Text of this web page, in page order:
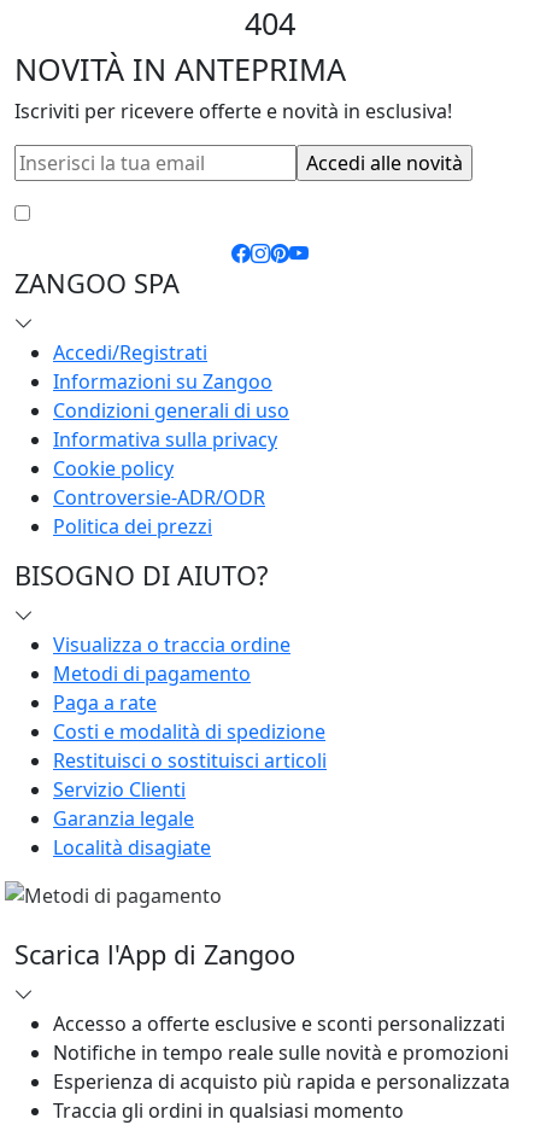
404
NOVITÀ IN ANTEPRIMA
Iscriviti per ricevere offerte e novità in esclusiva!
ZANGOO SPA
Accedi/Registrati
Informazioni su Zangoo
Condizioni generali di uso
Informativa sulla privacy
Cookie policy
Controversie-ADR/ODR
Politica dei prezzi
BISOGNO DI AIUTO?
Visualizza o traccia ordine
Metodi di pagamento
Paga a rate
Costi e modalità di spedizione
Restituisci o sostituisci articoli
Servizio Clienti
Garanzia legale
Località disagiate
Scarica l'App di Zangoo
Accesso a offerte esclusive e sconti personalizzati
Notifiche in tempo reale sulle novità e promozioni
Esperienza di acquisto più rapida e personalizzata
Traccia gli ordini in qualsiasi momento